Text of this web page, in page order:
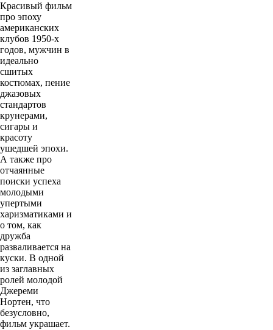
Красивый фильм
про эпоху
американских
клубов 1950-х
годов, мужчин в
идеально
сшитых
костюмах, пение
джазовых
стандартов
крунерами,
сигары и
красоту
ушедшей эпохи.
А также про
отчаянные
поиски успеха
молодыми
упертыми
харизматиками и
о том, как
дружба
разваливается на
куски. В одной
из заглавных
ролей молодой
Джереми
Нортен, что
безусловно,
фильм украшает.